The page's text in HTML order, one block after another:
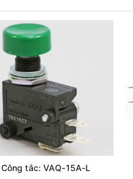
Công tắc: VAQ-15A-L